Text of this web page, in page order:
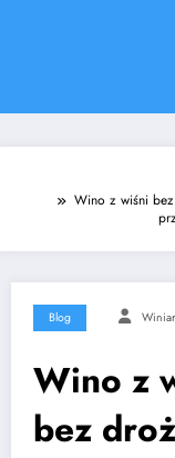
Wino z wiśni
Blog
Wino z
bez